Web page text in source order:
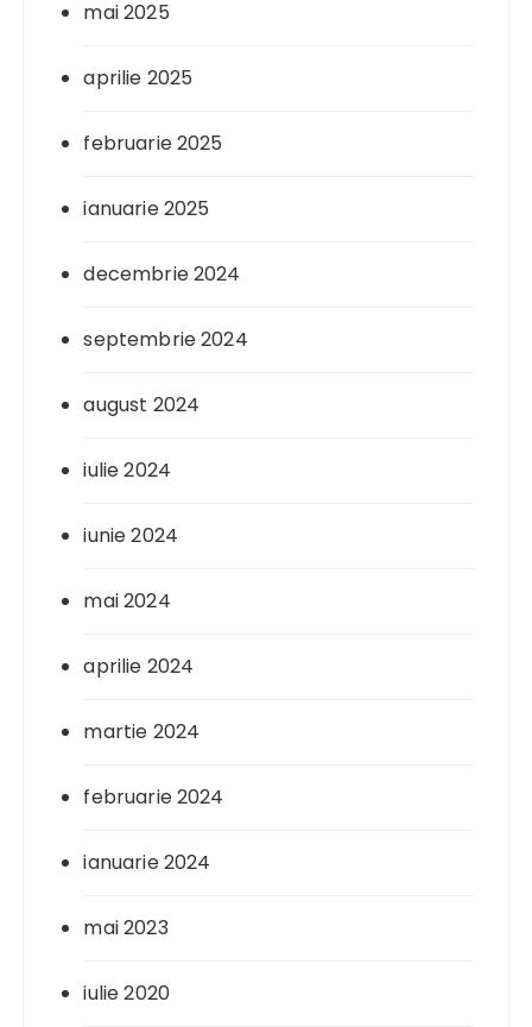
mai 2025
aprilie 2025
februarie 2025
ianuarie 2025
decembrie 2024
septembrie 2024
august 2024
iulie 2024
iunie 2024
mai 2024
aprilie 2024
martie 2024
februarie 2024
ianuarie 2024
mai 2023
iulie 2020